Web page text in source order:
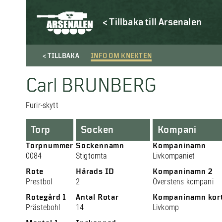
< Tillbaka till Arsenalen
< TILLBAKA INFO OM KNEKTEN
Carl BRUNBERG
Furir-skytt
Torp
Torpnummer
0084
Rote
Prestbol
Rotegård 1
Prästebohl
Socken
Sockennamn
Stigtomta
Härads ID
2
Antal Rotar
14
Kompani
Kompaninamn
Livkompaniet
Kompaninamn 2
Överstens kompani
Kompaninamn
Livkomp